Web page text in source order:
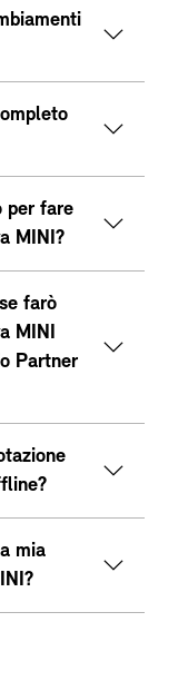
per fare
MINI?
farò
MINI
Partner
mia